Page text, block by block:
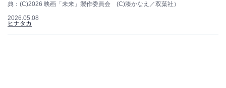
典：(C)2026 映画「未来」製作委員会 (C)湊かなえ／双葉社）
2026.05.08
ヒナタカ